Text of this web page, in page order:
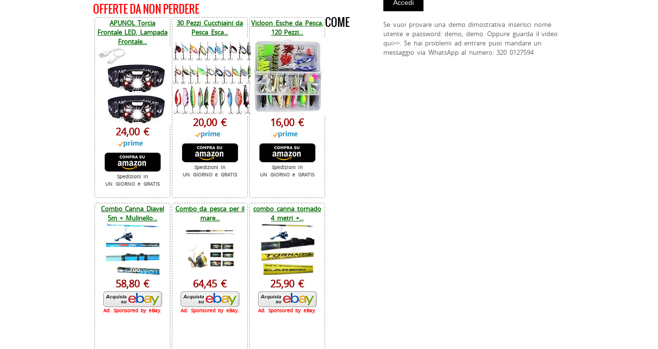
OFFERTE DA NON PERDERE
APUNOL Torcia
Frontale LED, Lampada
Frontale...
24,00 €
Spedizioni in
UN GIORNO e GRATIS
30 Pezzi Cucchiaini da
Pesca Esca...
20,00 €
Spedizioni in
UN GIORNO e GRATIS
Vicloon Esche da Pesca,
120 Pezzi...
16,00 €
Spedizioni in
UN GIORNO e GRATIS
Combo Canna Diavel
5m + Mulinello...
58,80 €
Ad: Sponsored by eBay.
Combo da pesca per il
mare...
64,45 €
Ad: Sponsored by eBay.
combo canna tornado
4 metri +...
25,90 €
Ad: Sponsored by eBay.
COME
Se vuoi provare una demo dimostrativa inserisci nome
utente e password: demo, demo. Oppure guarda il video
qui>>. Se hai problemi ad entrare puoi mandare un
messaggio via WhatsApp al numero: 320 0127594